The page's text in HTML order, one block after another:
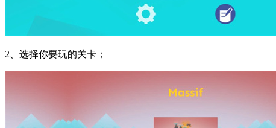
2、选择你要玩的关卡；